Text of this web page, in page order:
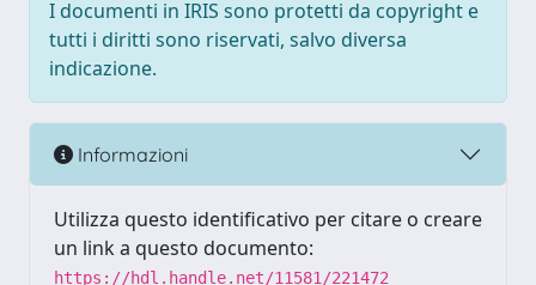
I documenti in IRIS sono protetti da copyright e
tutti i diritti sono riservati, salvo diversa
indicazione.
Informazioni
Utilizza questo identificativo per citare o creare
un link a questo documento:
https://hdl.handle.net/11581/221472